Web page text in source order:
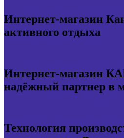
Интернет-магазин
активного отдыха
Интернет-магазин
надёжный партнер в
Технология